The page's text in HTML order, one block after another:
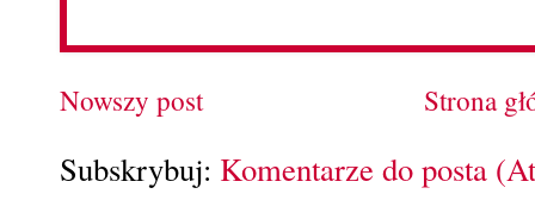
Nowszy post Strona
Subskrybuj: Komentarze do posta